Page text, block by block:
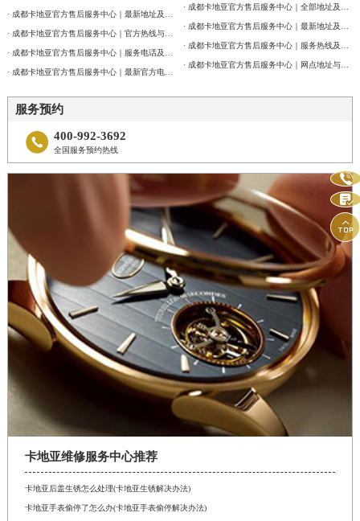
· 成都卡地亚官方售后服务中心｜官方热线与门店地址权威信息公示（2026年7月最新）
· 成都卡地亚官方售后服务中心｜最新官方电话和维修地址权威信息通告（2026年7月最新）
服务预约
 400-992-3692
全国服务预约热线
卡地亚维修服务中心推荐
卡地亚后盖生锈怎么处理(卡地亚生锈解决办法)
卡地亚手表偷停了怎么办(卡地亚手表偷停解决办法)


